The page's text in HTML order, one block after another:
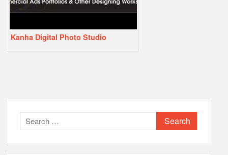
Kanha Digital Photo Studio
Search
for: